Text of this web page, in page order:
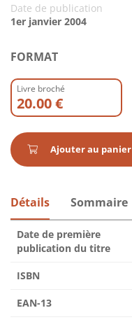
Date de publication
1er janvier 2004
FORMAT
Livre broché
20.00 €
Ajouter au panier
Détails Sommaire
Date de première
publication du titre
ISBN
EAN-13